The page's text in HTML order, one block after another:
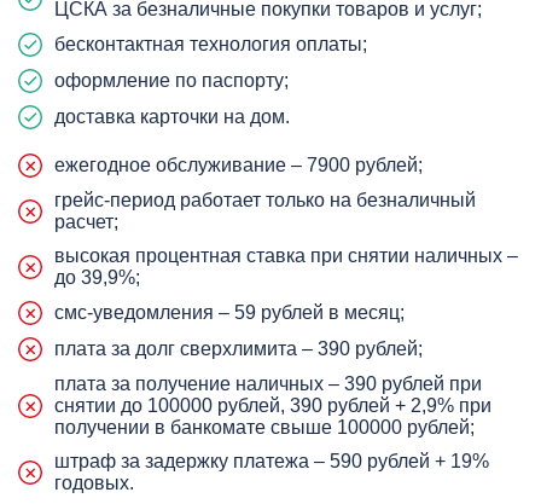
ЦСКА за безналичные покупки товаров и услуг;
бесконтактная технология оплаты;
оформление по паспорту;
доставка карточки на дом.
ежегодное обслуживание – 7900 рублей;
грейс-период работает только на безналичный
расчет;
высокая процентная ставка при снятии наличных –
до 39,9%;
смс-уведомления – 59 рублей в месяц;
плата за долг сверхлимита – 390 рублей;
плата за получение наличных – 390 рублей при
снятии до 100000 рублей, 390 рублей + 2,9% при
получении в банкомате свыше 100000 рублей;
штраф за задержку платежа – 590 рублей + 19%
годовых.